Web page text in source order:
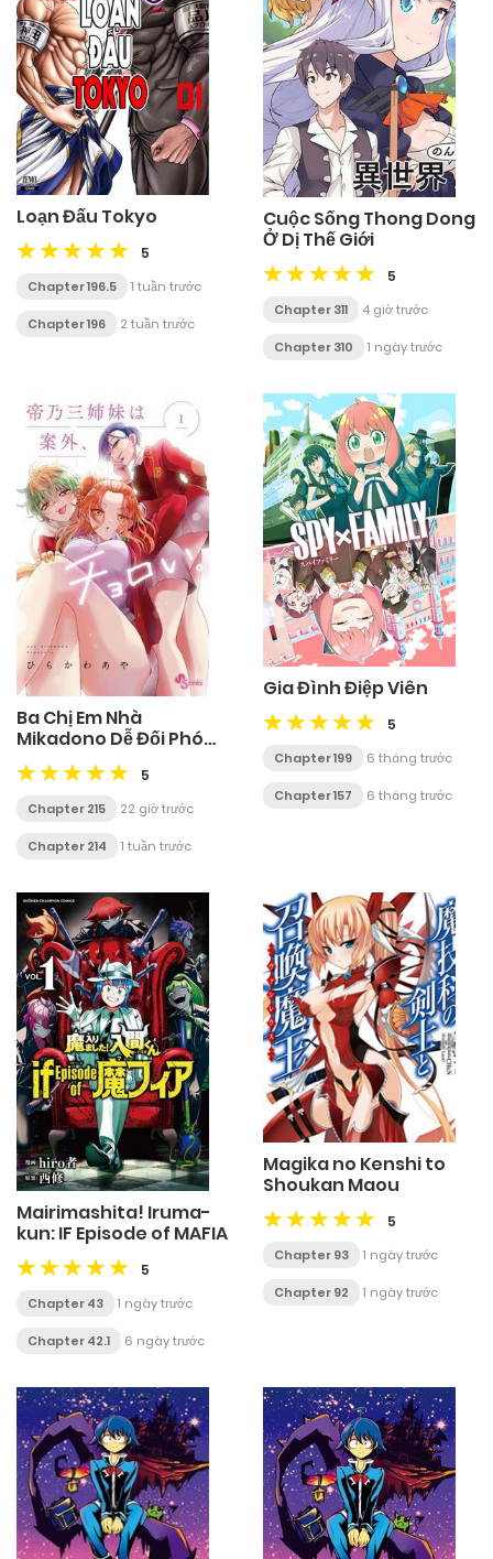
Loạn Đấu Tokyo
5
Chapter 196.5 1 tuần trước
Chapter 196 2 tuần trước
Cuộc Sống Thong Dong
Ở Dị Thế Giới
5
Chapter 311 4 giờ trước
Chapter 310 1 ngày trước
Ba Chị Em Nhà
Mikadono Dễ Đối Phó
Thật Đấy
5
Chapter 215 22 giờ trước
Chapter 214 1 tuần trước
Gia Đình Điệp Viên
5
Chapter 199 6 tháng trước
Chapter 157 6 tháng trước
Mairimashita! Iruma-
kun: IF Episode of MAFIA
5
Chapter 43 1 ngày trước
Chapter 42.1 6 ngày trước
Magika no Kenshi to
Shoukan Maou
5
Chapter 93 1 ngày trước
Chapter 92 1 ngày trước